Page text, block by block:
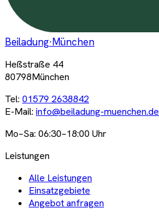
Beiladung·München
Heßstraße 44
80798München
Tel: 01579 2638842
E-Mail: info@beiladung-muenchen.de
Mo–Sa: 06:30–18:00 Uhr
Leistungen
Alle Leistungen
Einsatzgebiete
Angebot anfragen